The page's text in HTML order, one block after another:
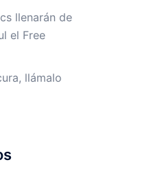
llenarán de
el Free
llámalo